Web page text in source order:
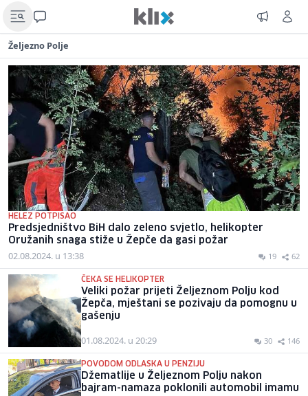
Željezno Polje
HELEZ POTPISAO
Predsjedništvo BiH dalo zeleno svjetlo, helikopter
Oružanih snaga stiže u Žepče da gasi požar
02.08.2024. u 13:38 19 62
ČEKA SE HELIKOPTER
Veliki požar prijeti Željeznom Polju kod
Žepča, mještani se pozivaju da pomognu u
gašenju
01.08.2024. u 20:29 30 146
POVODOM ODLASKA U PENZIJU
Džematlije u Željeznom Polju nakon
bajram-namaza poklonili automobil imamu